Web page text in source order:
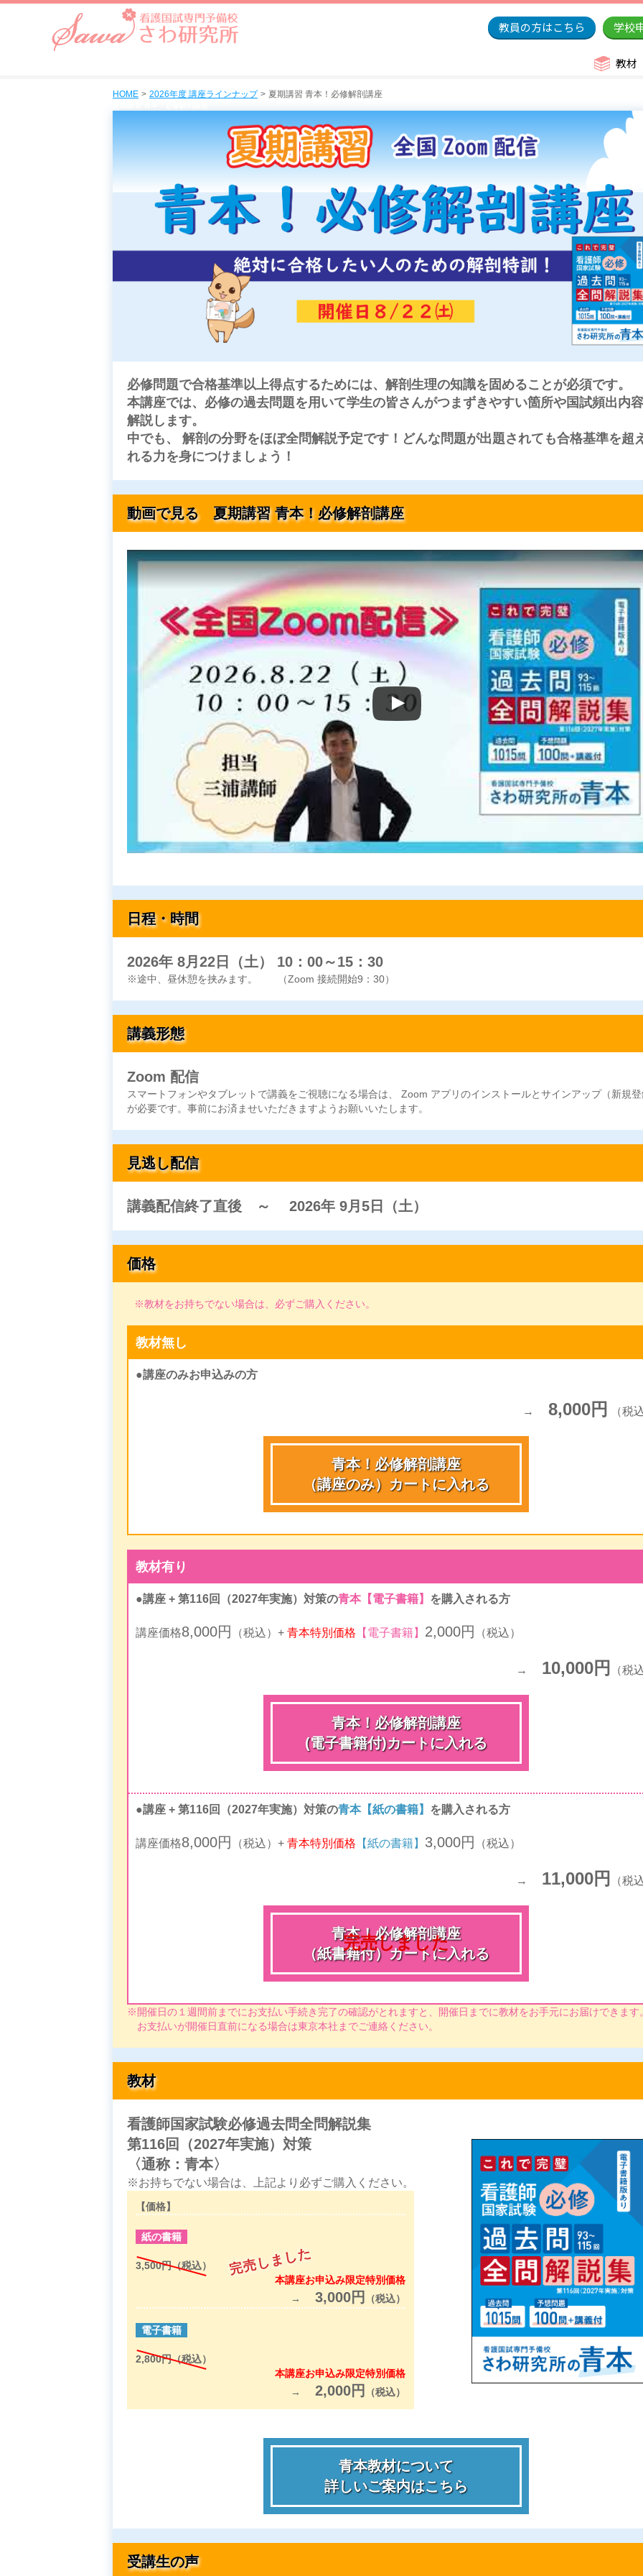
教員の方はこちら 学校
教材
HOME 2026年度 講座ラインナップ 夏期講習 青本！必修解剖講座
必修問題で合格基準以上得点するためには、解剖生理の知識を固めることが必須です。
本講座では、必修の過去問題を用いて学生の皆さんがつまずきやすい箇所や国試頻出内
解説します。
中でも、 解剖の分野をほぼ全問解説予定です！どんな問題が出題されても合格基準を超
れる力を身につけま しょう！
動画で見る 夏期講習 青本！必修解剖講座
日程・時間
2026年 8月22日（土） 10：00～15：30
※途中、昼休憩を挟みます。 （Zoom 接続開始9：30）
講義形態
Zoom 配信
スマートフォンやタブレットで講義をご視聴になる場合は、 Zoom アプリのインストールとサインアップ（新規
が必要です。 事前にお済ませいただきますようお願いいたし ます。
見逃し配信
講義配信終了直後 ～ 2026年 9月5日（土）
価格
教材をお持ちでない場合は、必ずご購入ください。
教材無し
●講座のみお申込みの方
8,000円 （税
青本！必修解剖講座
（講座のみ） カートに入れる
教材有り
●講座 + 第116回（2027年実施）対策の青本【電子書籍】 を購入される方
講座価格8,000円 （税込）+ 青本特別価格 【電子書籍】 2,000円 （税込）
10,000円 （税
青本！必修解剖講座
(電子書籍付)カートに入れる
●講座 + 第116回（2027年実施）対策の青本【紙の書籍】 を購入される方
講座価格8,000円 （税込）+ 青本特別価格 【紙の書籍】 3,000円 （税込）
11,000円 （税
青本！必修解剖講座
（紙書籍付）カートに入れる
※開催日の１週間前までにお支払い手続き完了の確認がとれますと、開催日までに教材をお手元にお届けでき ます
お支払いが開催日直前になる場合は東京本社までご連絡ください。
教材
看護師国家試験必修過去問全問解説集
第116回（2027年実施） 対策
〈通称：青本〉
※お持ちでない場合は、上記より必ずご購入ください。
【価格】
紙の書籍
3,500円（税込）
本講座お申込み限定特別価格
3,000円 （税込）
電子書籍
2,800円（税込）
本講座お申込み限定特別価格
2,000円 （税込）
青本教材について
詳しいご案内はこちら
受講生の声